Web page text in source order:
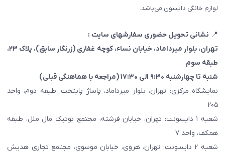
لوازم خانگی دایسون می‌باشد.
📍 نشانی تحویل حضوری سفارشهای سایت :
تهران، بلوار میرداماد، خیابان نساء، کوچه غفاری (زرنگار سابق)
، پلاک ۲۳،
طبقه سوم
شنبه تا چهارشنبه ۹:۳۰ الی ۱۷:۳۰ (مراجعه با هماهنگی قبلی)
نمایشگاه مرکزی: تهران، بلوار میرداماد، پاساژ پایتخت، طبقه دوم، واحد
۲۰۵
شعبه ۱ دایسونت: تهران، خیابان فرشته، مجتمع بوتیک مال ملل، طبقه
همکف، واحد ۷
شعبه ۲ دایسونت: تهران، هروی، خیابان موسوی، مجتمع تجاری هدیش